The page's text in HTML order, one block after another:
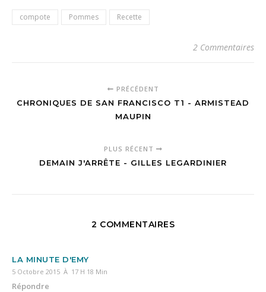
compote Pommes Recette
2 Commentaires
PRÉCÉDENT
CHRONIQUES DE SAN FRANCISCO T1 - ARMISTEAD
MAUPIN
PLUS RÉCENT
DEMAIN J'ARRÊTE - GILLES LEGARDINIER
2 COMMENTAIRES
LA MINUTE D'EMY
5 Octobre 2015 À 17 H 18 Min
Répondre